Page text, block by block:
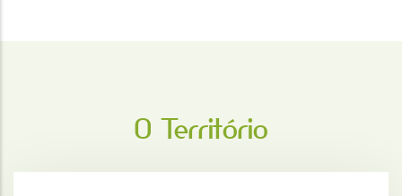
O Território